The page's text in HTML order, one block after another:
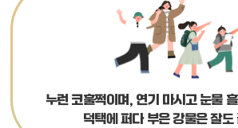
누런 코훌쩍이며, 연기 마시고 눈물
덕택에 퍼다 부은 강물은 잘도